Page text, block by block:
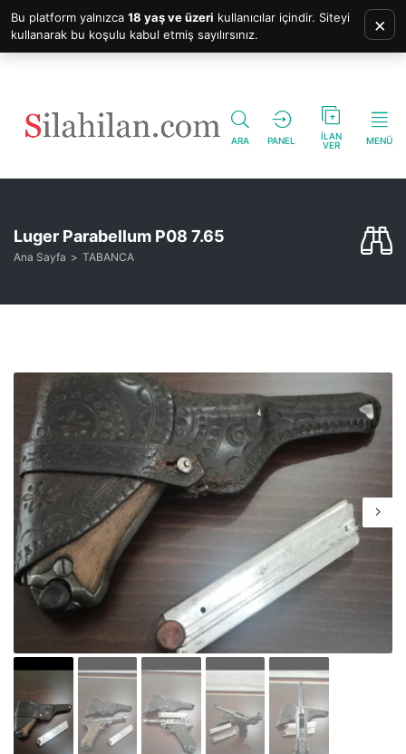
ARA PANEL
İLAN
VER
MENÜ
Luger Parabellum P08 7.65
Ana Sayfa TABANCA
Bu platform yalnızca 18 yaş ve üzeri kullanıcılar içindir. Siteyi
kullanarak bu koşulu kabul etmiş sayılırsınız.
×